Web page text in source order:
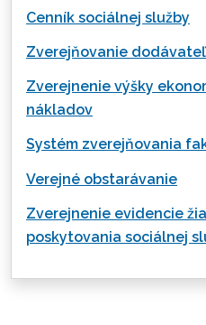
Cenník sociálnej služby
Zverejňovanie
Zverejnenie výšky
nákladov
Systém zverejňovania
Verejné obstarávanie
Zverejnenie evidencie
poskytovania sociálnej